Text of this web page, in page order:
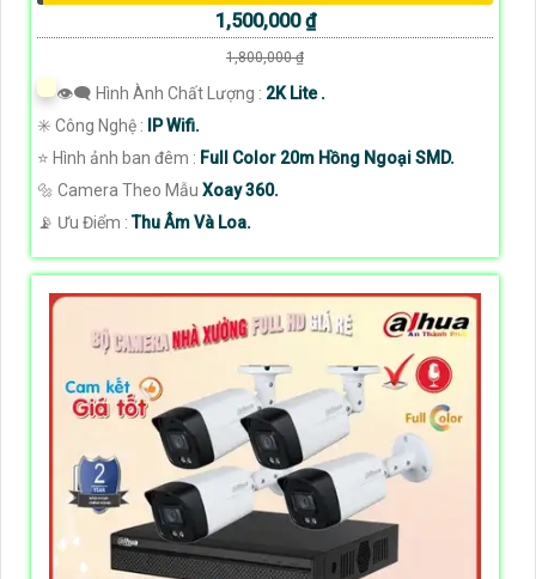
1,500,000 ₫
1,800,000 ₫
👁️‍🗨 Hình Ành Chất Lượng : 2K Lite .
✳️ Công Nghệ :
IP Wifi.
⭐ Hình ảnh ban đêm : Full Color 20m Hồng Ngoại SMD.
🔩 Camera Theo Mẫu Xoay 360.
️📡 Ưu Điểm :Thu Âm Và Loa.